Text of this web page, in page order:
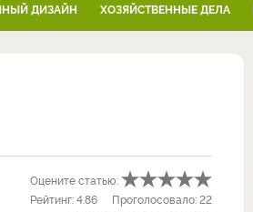
ДИЗАЙН ХОЗЯЙСТВЕННЫЕ ДЕЛА
Оцените статью:
Рейтинг:4.86 Проголосовало:22